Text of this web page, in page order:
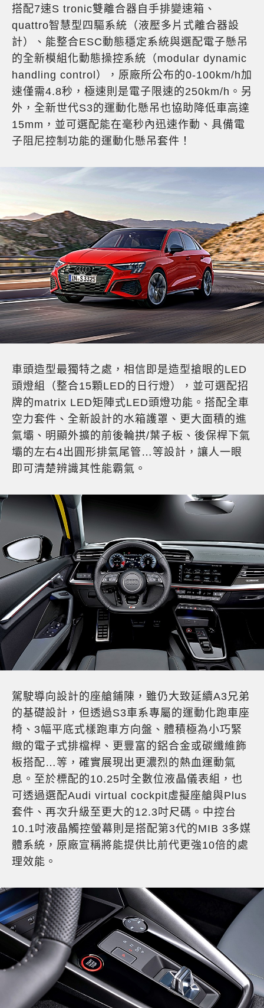
搭配7速S tronic雙離合器自手排變速箱、
quattro智慧型四驅系統（液壓多片式離合器設
計）、能整合ESC動態穩定系統與選配電子懸吊
的全新模組化動態操控系統（modular dynamic
handling control），原廠所公布的0-100km/h加
速僅需4.8秒，極速則是電子限速的250km/h。另
外，全新世代S3的運動化懸吊也協助降低車高達
15mm，並可選配能在毫秒內迅速作動、具備電
子阻尼控制功能的運動化懸吊套件！
車頭造型最獨特之處，相信即是造型搶眼的LED
頭燈組（整合15顆LED的日行燈），並可選配招
牌的matrix LED矩陣式LED頭燈功能。搭配全車
空力套件、全新設計的水箱護罩、更大面積的進
氣壩、明顯外擴的前後輪拱/葉子板、後保桿下氣
壩的左右4出圓形排氣尾管…等設計，讓人一眼
即可清楚辨識其性能霸氣。
駕駛導向設計的座艙鋪陳，雖仍大致延續A3兄弟
的基礎設計，但透過S3車系專屬的運動化跑車座
椅、3幅平底式樣跑車方向盤、體積極為小巧緊
緻的電子式排檔桿、更豐富的鋁合金或碳纖維飾
板搭配…等，確實展現出更濃烈的熱血運動氣
息。至於標配的10.25吋全數位液晶儀表組，也
可透過選配Audi virtual cockpit虛擬座艙與Plus
套件、再次升級至更大的12.3吋尺碼。中控台
10.1吋液晶觸控螢幕則是搭配第3代的MIB 3多媒
體系統，原廠宣稱將能提供比前代更強10倍的處
理效能。